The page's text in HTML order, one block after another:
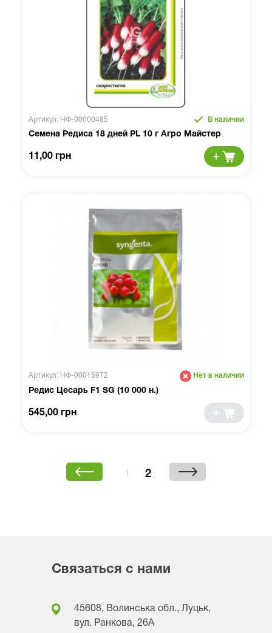
Артикул: НФ-00000485 В наличии
Семена Редиса 18 дней PL 10 г Агро Майстер
11,00 грн
Артикул: НФ-00015972 Нет в наличии
Редис Цесарь F1 SG (10 000 н.)
545,00 грн
2
Связаться с нами
45608, Волинська обл., Луцьк,
вул. Ранкова, 26A